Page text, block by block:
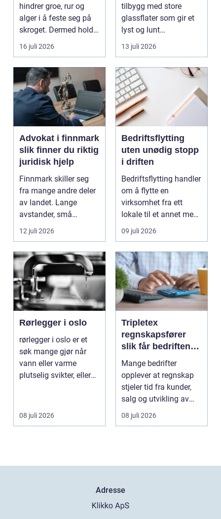
hindrer groe, rur og
alger i å feste seg på
skroget. Dermed holder
båten bedre far...
16 juli 2026
tilbygg med store
glassflater som gir et
lyst og lunt
oppholdsrom nær
hagen, ogs...
13 juli 2026
Advokat i finnmark
slik finner du riktig
juridisk hjelp
Finnmark skiller seg
fra mange andre deler
av landet. Lange
avstander, små
lokalsamfunn, sterk
tilkn...
12 juli 2026
Bedriftsflytting
uten unødig stopp
i driften
Bedriftsflytting handler
om å flytte en
virksomhet fra ett
lokale til et annet med
minst mulig...
09 juli 2026
Rørlegger i oslo
rørlegger i oslo er et
søk mange gjør når
vann eller varme
plutselig svikter, eller
08 juli 2026
Tripletex
regnskapsfører
slik får bedriften
mer ut av
regnskapet
Mange bedrifter
opplever at regnskap
stjeler tid fra kunder,
salg og utvikling av
virksomheten. Samt...
08 juli 2026
Adresse